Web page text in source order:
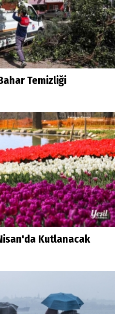
Temizliği
Kutlanacak